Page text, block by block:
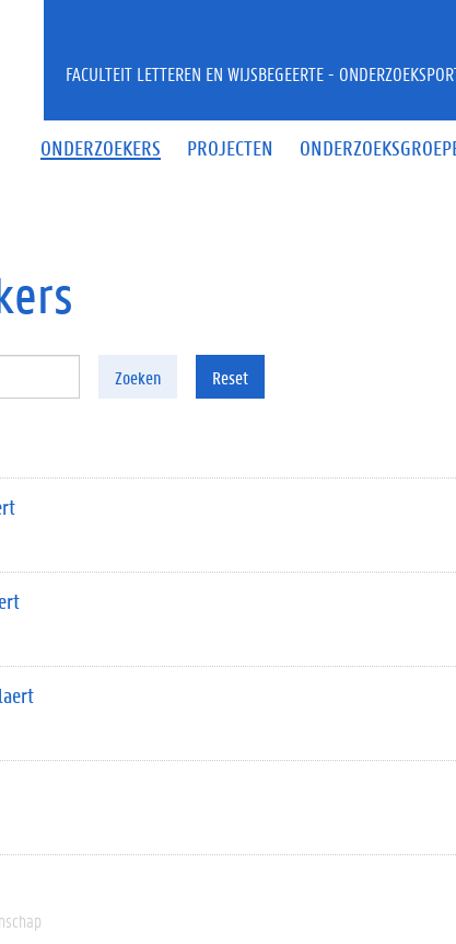
ONDERZOEKERS PROJECTEN
FACULTEIT LETTEREN EN WIJSBEGEERTE -
Zoeken Reset